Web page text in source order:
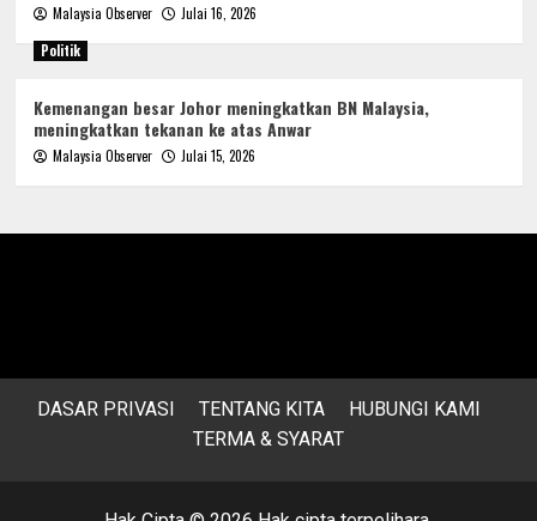
Malaysia Observer
Julai 16, 2026
Politik
Kemenangan besar Johor meningkatkan BN Malaysia,
meningkatkan tekanan ke atas Anwar
Malaysia Observer Julai 15, 2026
DASAR PRIVASI TENTANG KITA
HUBUNGI KAMI
TERMA & SYARAT